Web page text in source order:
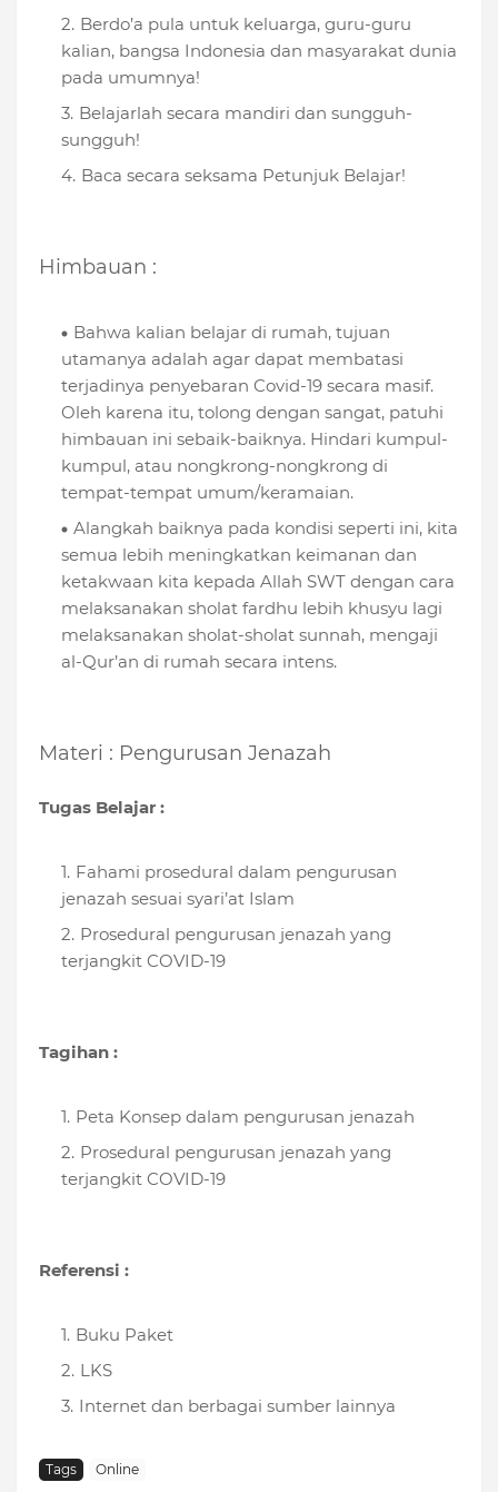
Berdo’a pula untuk keluarga, guru-guru
kalian, bangsa Indonesia dan masyarakat dunia
pada umumnya!
Belajarlah secara mandiri dan sungguh-
sungguh!
Baca secara seksama Petunjuk Belajar!
Himbauan :
Bahwa kalian belajar di rumah, tujuan
utamanya adalah agar dapat membatasi
terjadinya penyebaran Covid-19 secara masif.
Oleh karena itu, tolong dengan sangat, patuhi
himbauan ini sebaik-baiknya. Hindari kumpul-
kumpul, atau nongkrong-nongkrong di
tempat-tempat umum/keramaian.
Alangkah baiknya pada kondisi seperti ini, kita
semua lebih meningkatkan keimanan dan
ketakwaan kita kepada Allah SWT dengan cara
melaksanakan sholat fardhu lebih khusyu lagi
melaksanakan sholat-sholat sunnah, mengaji
al-Qur’an di rumah secara intens.
Materi : Pengurusan Jenazah
Tugas Belajar :
Fahami prosedural dalam pengurusan
jenazah sesuai syari’at Islam
Prosedural pengurusan jenazah yang
terjangkit COVID-19
Tagihan :
Peta Konsep dalam pengurusan jenazah
Prosedural pengurusan jenazah yang
terjangkit COVID-19
Referensi :
Buku Paket
LKS
Internet dan berbagai sumber lainnya
Tags Online